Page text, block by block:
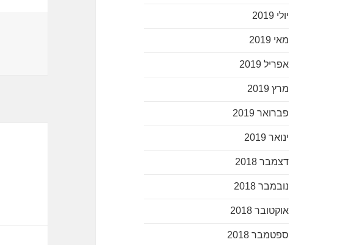
יולי 2019
מאי 2019
אפריל 2019
מרץ 2019
פברואר 2019
ינואר 2019
דצמבר 2018
נובמבר 2018
אוקטובר 2018
ספטמבר 2018